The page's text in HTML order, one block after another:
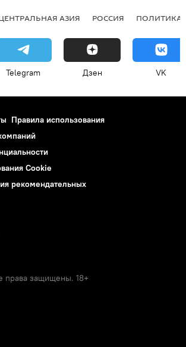
АЗИЯ РОССИЯ ПОЛИТИКА
Telegram Дзен VK
Правила использования
Cookie
рекомендательных
права защищены. 18+